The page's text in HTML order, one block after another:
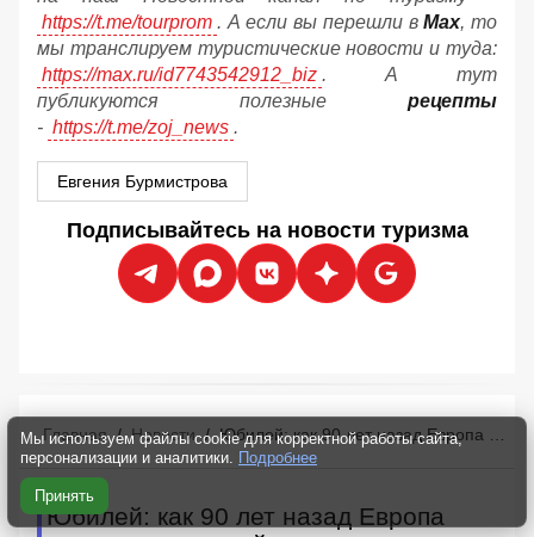
https://t.me/tourprom . А если вы перешли вМах, то
мы транслируем туристические новости и туда:
https://max.ru/id7743542912_biz . А тут
публикуются полезные рецепты
- https://t.me/zoj_news .
Евгения Бурмистрова
Подписывайтесь на новости туризма
Главная / Новости /
Юбилей: как 90 лет назад Европа
Мы используем файлы cookie для корректной работы сайта,
персонализации и аналитики. Подробнее
Принять